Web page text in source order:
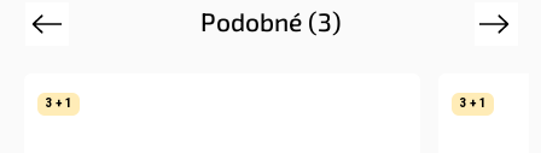
Podobné (3)
Previous
3 + 1 3 + 1
Next